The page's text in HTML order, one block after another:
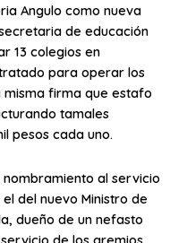
Angulo como nueva
de educación
13 colegios en
para operar los
misma firma que estafo
tamales
pesos cada uno.
al servicio
del nuevo Ministro de
dueño de un nefasto